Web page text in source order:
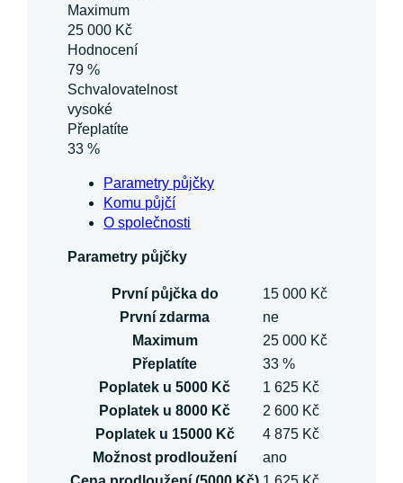
Maximum
25 000 Kč
Hodnocení
79 %
Schvalovatelnost
vysoké
Přeplatíte
33 %
Parametry půjčky
Komu půjčí
O společnosti
Parametry půjčky
První půjčka do
15 000 Kč
První zdarma
ne
Maximum
25 000 Kč
Přeplatíte
33 %
Poplatek u 5000 Kč
1 625 Kč
Poplatek u 8000 Kč
2 600 Kč
Poplatek u 15000 Kč
4 875 Kč
Možnost prodloužení
ano